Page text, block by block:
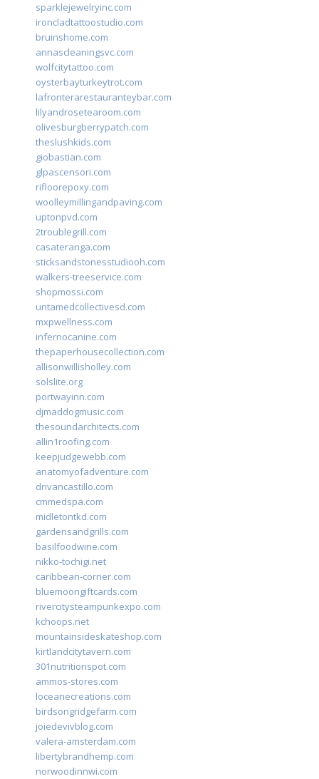
sparklejewelryinc.com
ironcladtattoostudio.com
bruinshome.com
annascleaningsvc.com
wolfcitytattoo.com
oysterbayturkeytrot.com
lafronterarestauranteybar.com
lilyandrosetearoom.com
olivesburgberrypatch.com
theslushkids.com
giobastian.com
glpascensori.com
rifloorepoxy.com
woolleymillingandpaving.com
uptonpvd.com
2troublegrill.com
casateranga.com
sticksandstonesstudiooh.com
walkers-treeservice.com
shopmossi.com
untamedcollectivesd.com
mxpwellness.com
infernocanine.com
thepaperhousecollection.com
allisonwillisholley.com
solslite.org
portwayinn.com
djmaddogmusic.com
thesoundarchitects.com
allin1roofing.com
keepjudgewebb.com
anatomyofadventure.com
drivancastillo.com
cmmedspa.com
midletontkd.com
gardensandgrills.com
basilfoodwine.com
nikko-tochigi.net
caribbean-corner.com
bluemoongiftcards.com
rivercitysteampunkexpo.com
kchoops.net
mountainsideskateshop.com
kirtlandcitytavern.com
301nutritionspot.com
ammos-stores.com
loceanecreations.com
birdsongridgefarm.com
joiedevivblog.com
valera-amsterdam.com
libertybrandhemp.com
norwoodinnwi.com